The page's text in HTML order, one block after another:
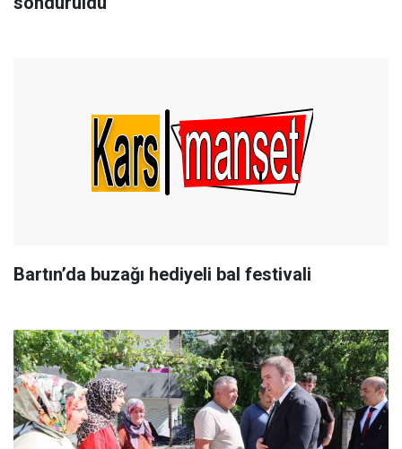
Bartın’da buzağı hediyeli bal festivali